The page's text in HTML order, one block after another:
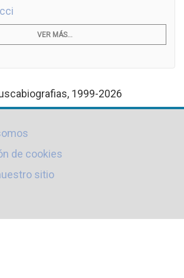
VER MÁS...
1999-2026
de cookies
sitio